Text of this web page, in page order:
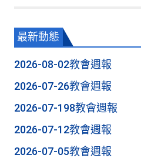
最新動態
2026-08-02教會週報
2026-07-26教會週報
2026-07-198教會週報
2026-07-12教會週報
2026-07-05教會週報